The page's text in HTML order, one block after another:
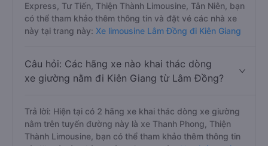
Express, Tư Tiến, Thiện Thành Limousine, Tân Niên, bạn
có thể tham khảo thêm thông tin và đặt vé các nhà xe
này tại trang này: Xe limousine Lâm Đồng đi Kiên Giang
Câu hỏi: Các hãng xe nào khai thác dòng
xe giường nằm đi Kiên Giang từ Lâm Đồng?
Trả lời: Hiện tại có 2 hãng xe khai thác dòng xe giường
nằm trên tuyến đường này là xe Thanh Phong, Thiện
Thành Limousine, bạn có thể tham khảo thêm thông tin